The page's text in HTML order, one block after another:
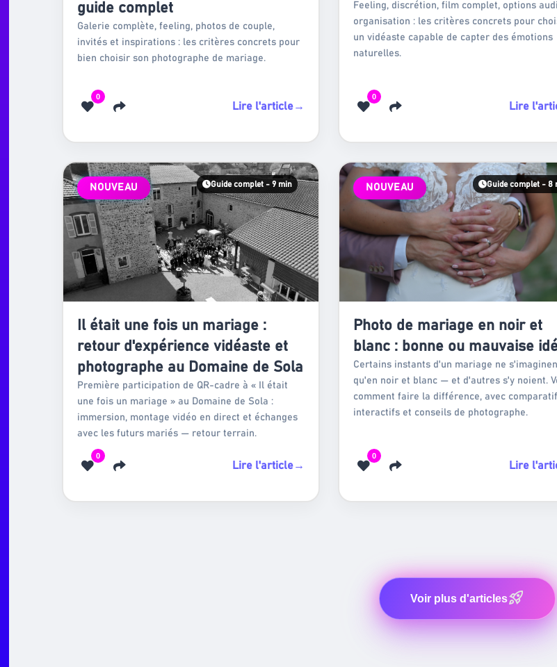
guide complet
Galerie complète, feeling, photos de couple,
invités et inspirations : les critères concrets pour
bien choisir son photographe de mariage.
0
Lire l'article→
Feeling, discrétion, film complet, options
organisation : les critères concrets pour
un vidéaste capable de capter des émotions
naturelles.
0
Lire
NOUVEAU Guide complet - 9 min
Il était une fois un mariage :
retour d'expérience vidéaste et
photographe au Domaine de Sola
Première participation de QR-cadre à « Il était
une fois un mariage » au Domaine de Sola :
immersion, montage vidéo en direct et échanges
avec les futurs mariés — retour terrain.
0
Lire l'article→
NOUVEAU Guide complet - 8
Photo de mariage en noir et
blanc : bonne ou mauvaise
Certains instants d'un mariage ne
qu'en noir et blanc — et d'autres s'y noient.
comment faire la différence, avec
interactifs et conseils de photographe.
0
Lire
Voir plus d'articles